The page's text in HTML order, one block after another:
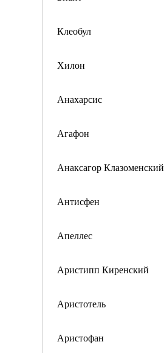
Клеобул
Хилон
Анахарсис
Агафон
Анаксагор Клазоменский
Антисфен
Апеллес
Аристипп Киренский
Аристотель
Аристофан